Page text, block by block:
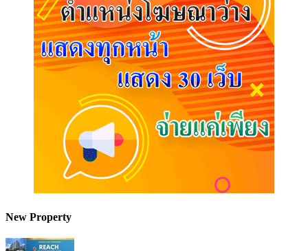
New Property